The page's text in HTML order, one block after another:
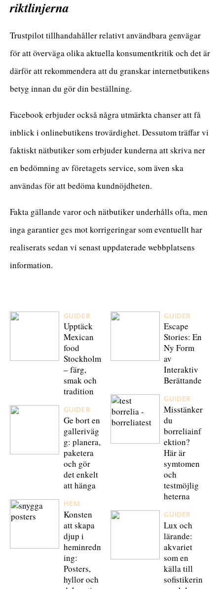
riktlinjerna
Trustpilot tillhandahåller relativt användbara genvägar
för att överväga olika aktuella konsumentkritik och det är
därför att rekommendera att du granskar internetbutikens
betyg innan du gör din beställning.
Facebook erbjuder också några utmärkta chanser att få
inblick i onlinebutikens trovärdighet. Dessutom träffar vi
faktiskt nätbutiker som erbjuder kunderna att skriva ner
en bedömning av företagets service, som även ska
användas för att bedöma kundnöjdheten.
Fakta gällande varor och nätbutiker underhålls ofta, men
inga garantier ges mot korrigeringar som eventuellt har
realiserats sedan vi senast uppdaterade webbplatsens
information.
GUIDER
Upptäck
Mexican
food
Stockholm
– färg,
smak och
tradition
GUIDER
Ge bort en
galleriväg
g: planera,
paketera
och gör
det enkelt
att hänga
HEM
Konsten
att skapa
djup i
heminredn
ing:
Posters,
hyllor och
GUIDER
Escape
Stories: En
Ny Form
av
Interaktiv
Berättande
GUIDER
Misstänker
du
borreliainf
ektion?
Här är
symtomen
och
testmöjlig
heterna
GUIDER
Lux och
lärande:
akvariet
som en
källa till
sofistikerin